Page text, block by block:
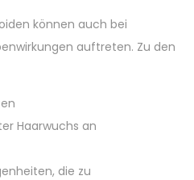
können auch bei
auftreten. Zu den
Haarwuchs an
die zu